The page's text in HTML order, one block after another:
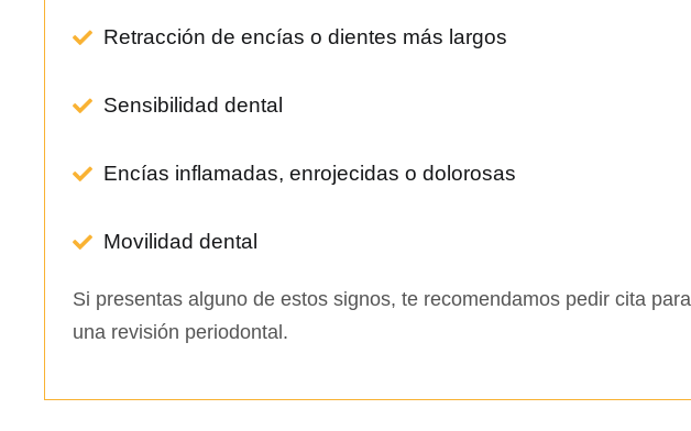
Retracción de encías o dientes más largos
Sensibilidad dental
Encías inflamadas, enrojecidas o dolorosas
Movilidad dental
Si presentas alguno de estos signos, te recomendamos pedir cita para
una revisión periodontal.